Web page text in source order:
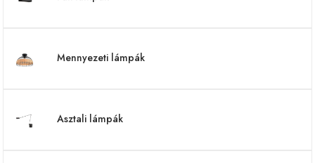
Mennyezeti lámpák
Asztali lámpák